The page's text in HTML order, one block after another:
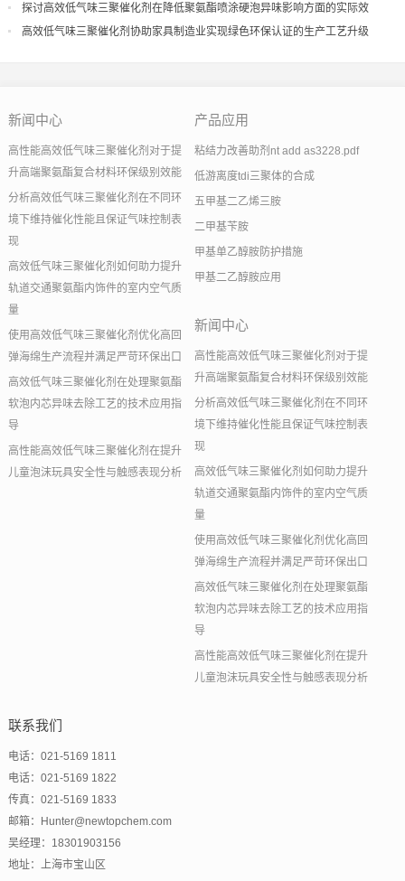
探讨高效低气味三聚催化剂在降低聚氨酯喷涂硬泡异味影响方面的实际效
果
高效低气味三聚催化剂协助家具制造业实现绿色环保认证的生产工艺升级
新闻中心
高性能高效低气味三聚催化剂对于提
升高端聚氨酯复合材料环保级别效能
分析高效低气味三聚催化剂在不同环
境下维持催化性能且保证气味控制表
现
高效低气味三聚催化剂如何助力提升
轨道交通聚氨酯内饰件的室内空气质
量
使用高效低气味三聚催化剂优化高回
弹海绵生产流程并满足严苛环保出口
高效低气味三聚催化剂在处理聚氨酯
软泡内芯异味去除工艺的技术应用指
导
高性能高效低气味三聚催化剂在提升
儿童泡沫玩具安全性与触感表现分析
产品应用
粘结力改善助剂nt add as3228.pdf
低游离度tdi三聚体的合成
五甲基二乙烯三胺
二甲基苄胺
甲基单乙醇胺防护措施
甲基二乙醇胺应用
新闻中心
高性能高效低气味三聚催化剂对于提
升高端聚氨酯复合材料环保级别效能
分析高效低气味三聚催化剂在不同环
境下维持催化性能且保证气味控制表
现
高效低气味三聚催化剂如何助力提升
轨道交通聚氨酯内饰件的室内空气质
量
使用高效低气味三聚催化剂优化高回
弹海绵生产流程并满足严苛环保出口
高效低气味三聚催化剂在处理聚氨酯
软泡内芯异味去除工艺的技术应用指
导
高性能高效低气味三聚催化剂在提升
儿童泡沫玩具安全性与触感表现分析
联系我们
电话：021-5169 1811
电话：021-5169 1822
传真：021-5169 1833
邮箱：Hunter@newtopchem.com
吴经理：18301903156
地址：上海市宝山区